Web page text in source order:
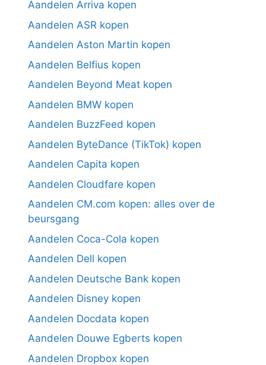
Aandelen Arriva kopen
Aandelen ASR kopen
Aandelen Aston Martin kopen
Aandelen Belfius kopen
Aandelen Beyond Meat kopen
Aandelen BMW kopen
Aandelen BuzzFeed kopen
Aandelen ByteDance (TikTok) kopen
Aandelen Capita kopen
Aandelen Cloudfare kopen
Aandelen CM.com kopen: alles over de
beursgang
Aandelen Coca-Cola kopen
Aandelen Dell kopen
Aandelen Deutsche Bank kopen
Aandelen Disney kopen
Aandelen Docdata kopen
Aandelen Douwe Egberts kopen
Aandelen Dropbox kopen